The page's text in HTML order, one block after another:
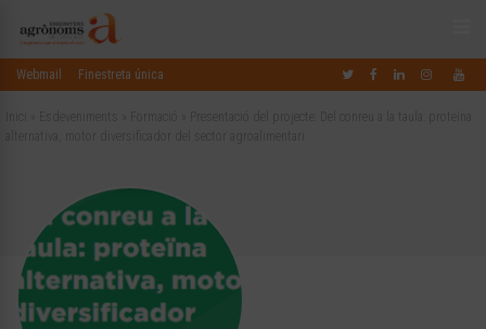
Webmail Finestreta única